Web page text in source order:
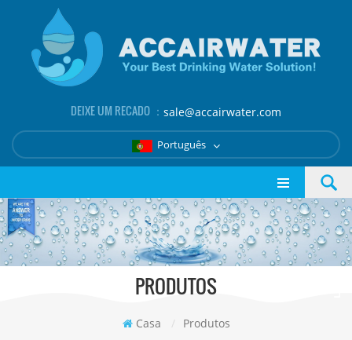
DEIXE UM RECADO ： sale@accairwater.com
Português
PRODUTOS
Casa / Produtos